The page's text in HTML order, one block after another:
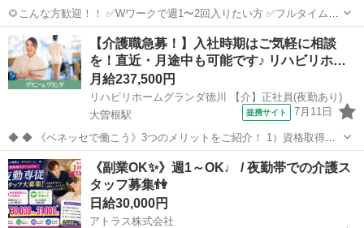
🌻こんな方歓迎！！ ✅Wワークで週1〜2回入りたい方 ✅フルタイムで
しっかり稼ぎたい方 ✅週払い希望の方 ✅希望シフトで働きたい方 ▼資
格について ・初任者研修 ・実務者研修 ・介護福祉士 ※資格が...
愛知 名古屋市 介護
【介護職急募！】入社時期はご気軽に相談
を！直近・月途中も可能です♪ リハビリホ…
月給237,500円
リハビリホームグランダ徳川 【介】正社員(夜勤あり)
大曽根駅
提携サイト 7月11日
◆ ◆ 《ベネッセで働こう》3つのメリットをご紹介！ 1）資格取得支
援制度＆受験・研修費の実費負担あり！(規定あり) 2）着実にキャリア
を磨けるでステップアップフィールドが充実！ 3）他社講座も受講
OK！ 《入社後サポ...
愛知 名古屋市 大曽根駅 介護
《副業OK✨》週1～OK♩ / 夜勤帯での介護ス
タッフ募集👫
日給30,000円
アトラス株式会社